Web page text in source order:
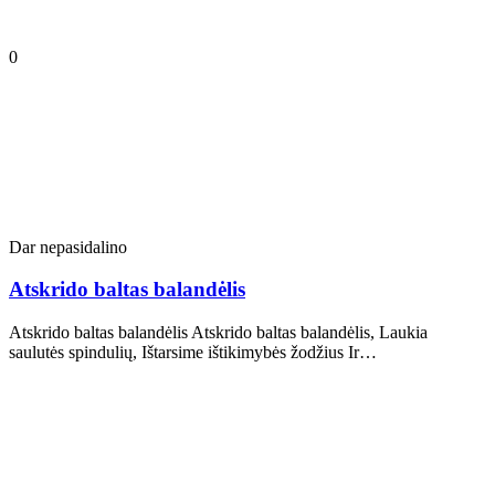
0
Dar nepasidalino
Atskrido baltas balandėlis
Atskrido baltas balandėlis Atskrido baltas balandėlis, Laukia
saulutės spindulių, Ištarsime ištikimybės žodžius Ir…